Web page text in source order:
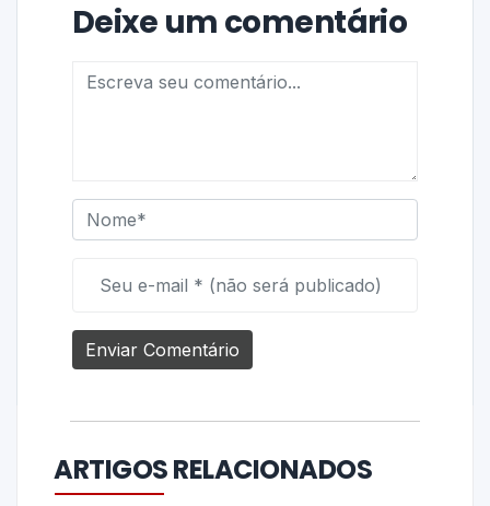
Deixe um comentário
ARTIGOS RELACIONADOS